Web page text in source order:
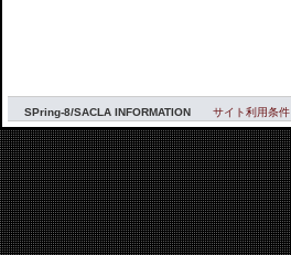
SPring-8/SACLA INFORMATION サイト利用条件